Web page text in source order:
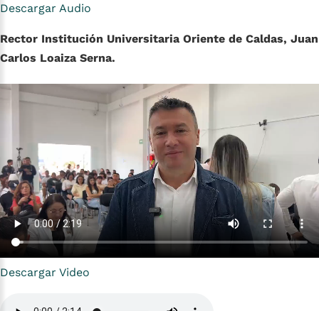
Descargar Audio
Rector Institución Universitaria Oriente de Caldas, Juan
Carlos Loaiza Serna.
Descargar Video